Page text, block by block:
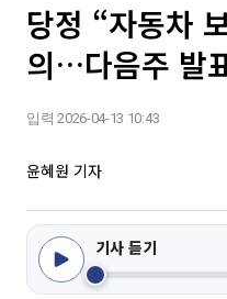
당정 “자동차
의…다음주 발
입력 2026-04-13 10:43
윤혜원 기자
기사 듣기